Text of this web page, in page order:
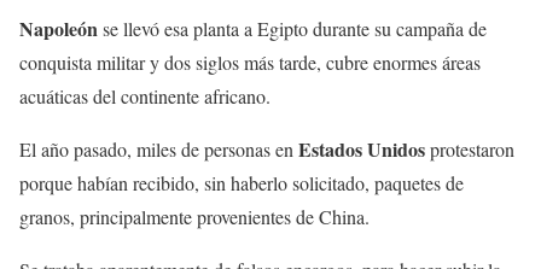
Napoleónse llevó esa planta a Egipto durante su campaña de
conquista militar y dos siglos más tarde, cubre enormes áreas
acuáticas del continente africano.
El año pasado, miles de personas en Estados Unidosprotestaron
porque habían recibido, sin haberlo solicitado, paquetes de
granos, principalmente provenientes de China.